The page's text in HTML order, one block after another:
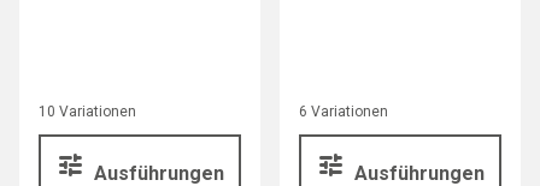
10 Variationen
Ausführungen
6 Variationen
Ausführungen